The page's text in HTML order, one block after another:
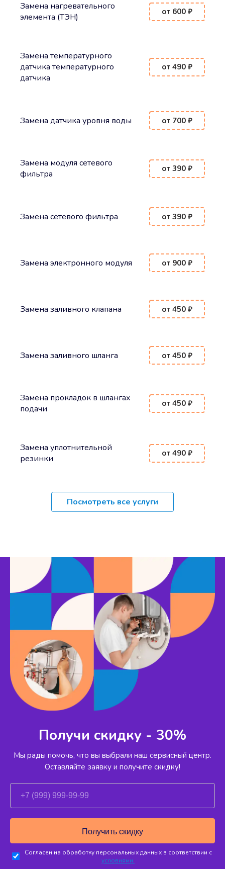
Замена нагревательного
элемента (ТЭН)
от 600 ₽
Замена температурного
датчика температурного
датчика
от 490 ₽
Замена датчика уровня воды от 700 ₽
Замена модуля сетевого
фильтра
от 390 ₽
Замена сетевого фильтра от 390 ₽
Замена электронного модуля от 900 ₽
Замена заливного клапана от 450 ₽
Замена заливного шланга от 450 ₽
Замена прокладок в шлангах
подачи
от 450 ₽
Замена уплотнительной
резинки
от 490 ₽
Посмотреть все услуги
Получи скидку - 30%
Мы рады помочь, что вы выбрали наш сервисный центр.
Оставляйте заявку и получите скидку!
Согласен на обработку персональных данных в соответствии с
условиями.